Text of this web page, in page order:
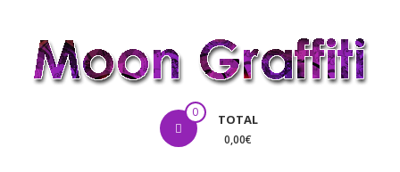
contenu
MoonGraffiti 0 TOTAL
0,00€